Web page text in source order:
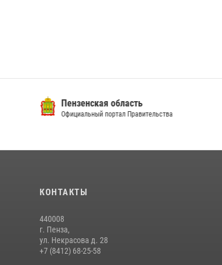
Пензенская область
Официальный портал Правительства
КОНТАКТЫ
440008
г. Пенза,
ул. Некрасова д. 28
+7 (8412) 68-25-58